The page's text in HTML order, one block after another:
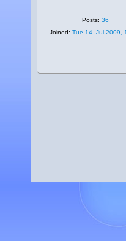
Posts: 36
Joined: Tue 14. Jul 2009,